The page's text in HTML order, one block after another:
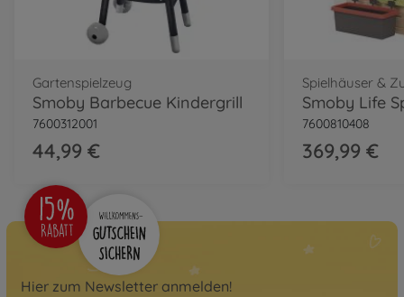
Gartenspielzeug
Smoby Barbecue Kindergrill
7600312001
44,99 €
Spielhäuser &
Smoby Life
7600810408
369,99 €
Hier zum Newsletter anmelden!